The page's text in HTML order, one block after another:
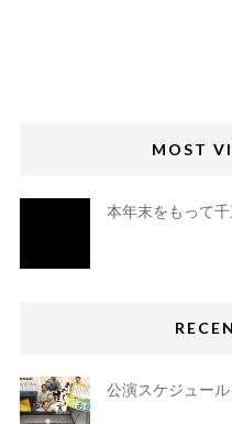
MOST
本年末をもって千
公演スケジュール